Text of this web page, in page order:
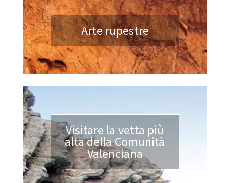
Arte rupestre
Visitare la vetta più
alta della Comunità
Valenciana